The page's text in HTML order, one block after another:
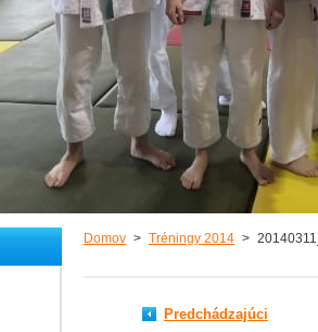
Domov > Tréningy 2014 >
Predchádzajúci